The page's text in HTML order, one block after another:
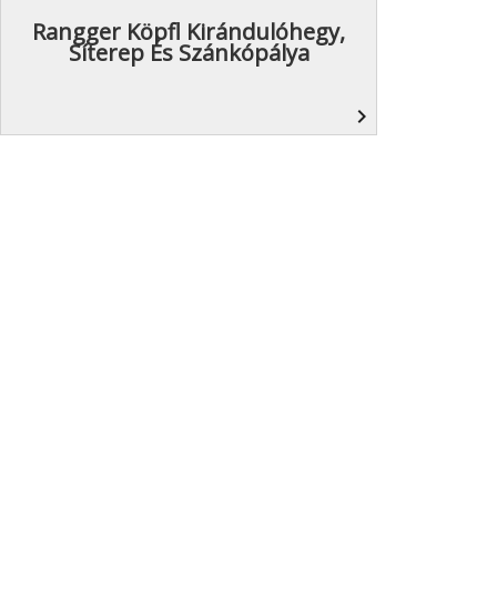
Rangger Köpfl Kirándulóhegy,
Síterep És Szánkópálya
navigate_next